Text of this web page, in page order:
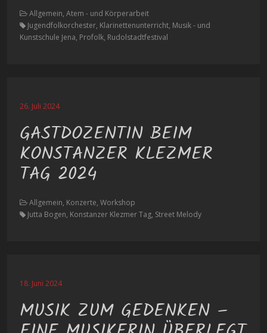
Allgemein, Atem - und Körperarbeit
Jugendfolkorchester, Klarinettenunterricht, Musik - und
Kunstschule Jena, Profolk, Rudolstadtfestival
26. Juli 2024
GASTDOZENTIN BEIM
KONSTANZER KLEZMER
TAG 2024
Allgemein, Konzerte, Workshop
Jutta Bogen, Konstanzer Klezmer Tag, Street Melody
18. Juni 2024
MUSIK ZUM GEDENKEN –